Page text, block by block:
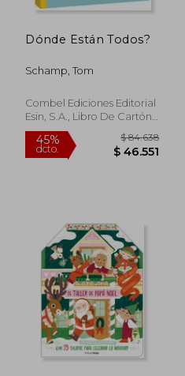
45%
dcto.
$ 132.354
$ 72.795
Dónde Están Todos?
Schamp, Tom
Combel Ediciones Editorial
Esin, S.A., Libro De Cartón,
Nuevo